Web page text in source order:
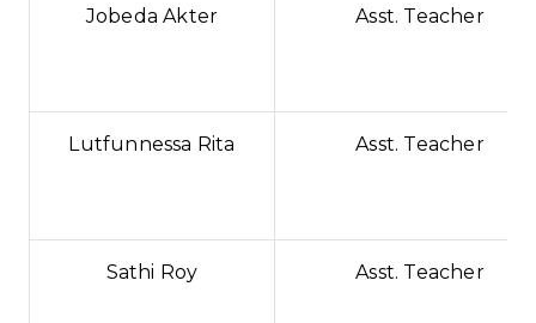
Jobeda Akter Asst. Teacher
Lutfunnessa Rita Asst. Teacher
Sathi Roy Asst. Teacher